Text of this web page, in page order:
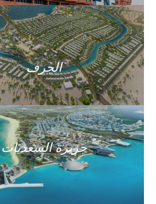
الجرف
جزيرة السعديات